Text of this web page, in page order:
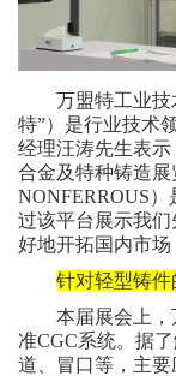
万盟特工业技
特”）是行业技术
经理汪涛先生表
合金及特种铸造
NONFERROUS
过该平台展示我
好地开拓国内市
针对轻型铸件
本届展会上
准CGC系统。据
道、冒口等，主